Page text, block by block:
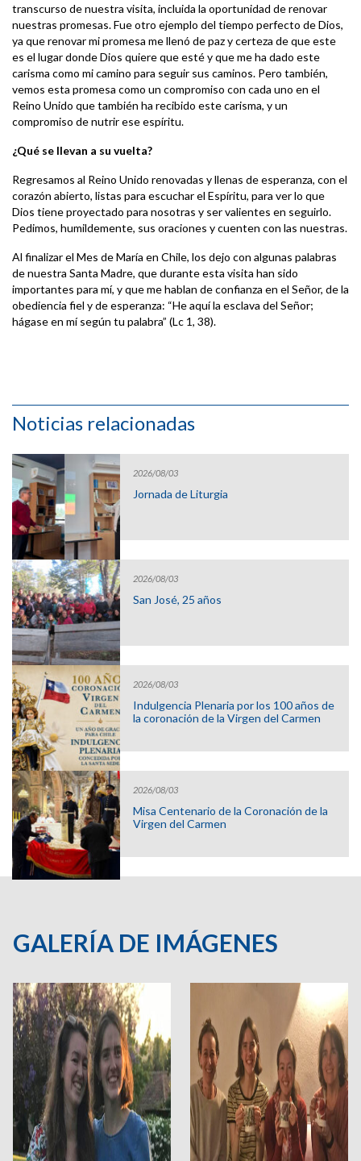
transcurso de nuestra visita, incluida la oportunidad de renovar
nuestras promesas. Fue otro ejemplo del tiempo perfecto de Dios,
ya que renovar mi promesa me llenó de paz y certeza de que este
es el lugar donde Dios quiere que esté y que me ha dado este
carisma como mi camino para seguir sus caminos. Pero también,
vemos esta promesa como un compromiso con cada uno en el
Reino Unido que también ha recibido este carisma, y un
compromiso de nutrir ese espíritu.
¿Qué se llevan a su vuelta?
Regresamos al Reino Unido renovadas y llenas de esperanza, con el
corazón abierto, listas para escuchar el Espíritu, para ver lo que
Dios tiene proyectado para nosotras y ser valientes en seguirlo.
Pedimos, humildemente, sus oraciones y cuenten con las nuestras.
Al finalizar el Mes de María en Chile, los dejo con algunas palabras
de nuestra Santa Madre, que durante esta visita han sido
importantes para mí, y que me hablan de confianza en el Señor, de la
obediencia fiel y de esperanza: “He aquí la esclava del Señor;
hágase en mí según tu palabra” (Lc 1, 38).
Noticias relacionadas
2026/08/03
Jornada de Liturgia
2026/08/03
San José, 25 años
2026/08/03
Indulgencia Plenaria por los 100 años de
la coronación de la Virgen del Carmen
2026/08/03
Misa Centenario de la Coronación de la
Virgen del Carmen
GALERÍA DE IMÁGENES